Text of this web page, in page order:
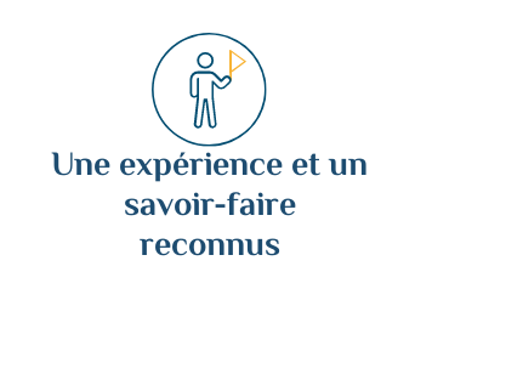
Une expérience et un
savoir-faire
reconnus